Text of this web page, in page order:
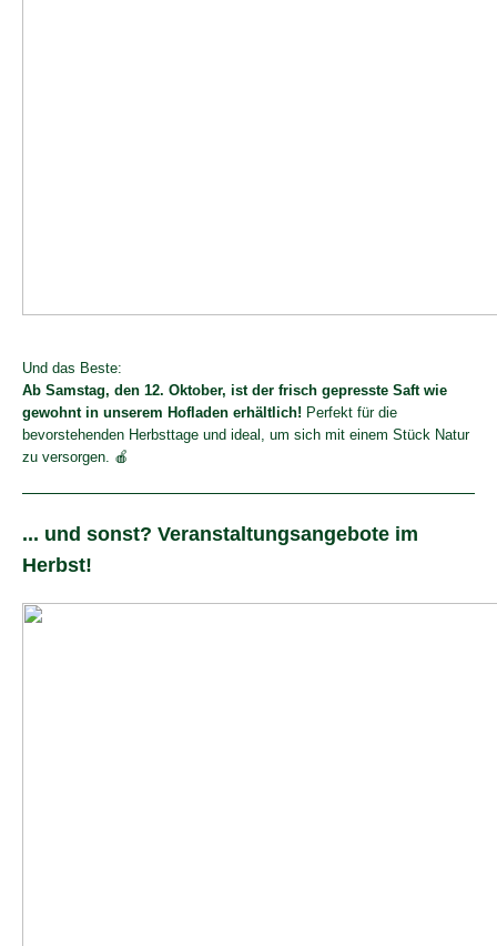
Und das Beste:
Ab Samstag, den 12. Oktober, ist der frisch gepresste Saft wie
gewohnt in unserem Hofladen erhältlich! Perfekt für die
bevorstehenden Herbsttage und ideal, um sich mit einem Stück Natur
zu versorgen. 🍎
... und sonst? Veranstaltungsangebote im
Herbst!